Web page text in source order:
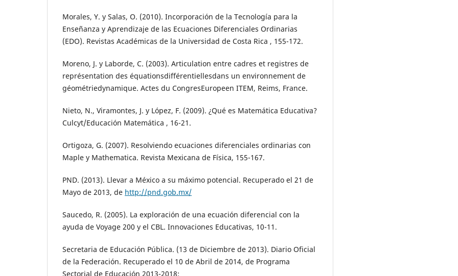
Morales, Y. y Salas, O. (2010). Incorporación de la Tecnología para la
Enseñanza y Aprendizaje de las Ecuaciones Diferenciales Ordinarias
(EDO). Revistas Académicas de la Universidad de Costa Rica , 155-172.
Moreno, J. y Laborde, C. (2003). Articulation entre cadres et registres de
représentation des équationsdifférentiellesdans un environnement de
géométriedynamique. Actes du CongresEuropeen ITEM, Reims, France.
Nieto, N., Viramontes, J. y López, F. (2009). ¿Qué es Matemática Educativa?
Culcyt/Educación Matemática , 16-21.
Ortigoza, G. (2007). Resolviendo ecuaciones diferenciales ordinarias con
Maple y Mathematica. Revista Mexicana de Física, 155-167.
PND. (2013). Llevar a México a su máximo potencial. Recuperado el 21 de
Mayo de 2013, de http://pnd.gob.mx/
Saucedo, R. (2005). La exploración de una ecuación diferencial con la
ayuda de Voyage 200 y el CBL. Innovaciones Educativas, 10-11.
Secretaria de Educación Pública. (13 de Diciembre de 2013). Diario Oficial
de la Federación. Recuperado el 10 de Abril de 2014, de Programa
Sectorial de Educación 2013-2018: